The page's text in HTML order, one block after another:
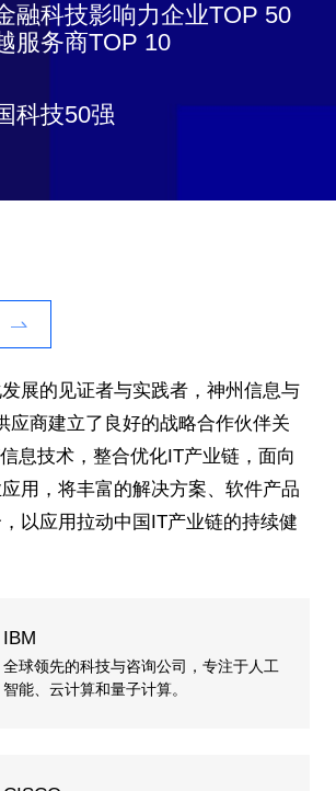
融科技影响力企业TOP 50
服务商TOP 10
科技50强
展的见证者与实践者，神州信息与
应商建立了良好的战略合作伙伴关
息技术，整合优化IT产业链，面向
用，将丰富的解决方案、软件产品
以应用拉动中国IT产业链的持续健
IBM
全球领先的科技与咨询公司，专注于人工
智能、云计算和量子计算。